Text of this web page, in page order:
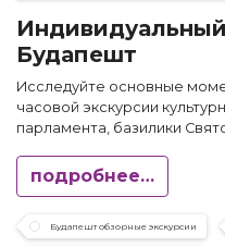
Будапешт
Исследуйте основные
часовой экскурсии
парламента, базилики
подробнее…
Будапешт обзорные экскурсии